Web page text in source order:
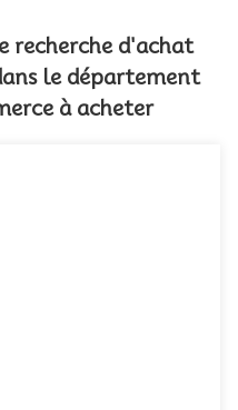
recherche d'achat
le département
à acheter